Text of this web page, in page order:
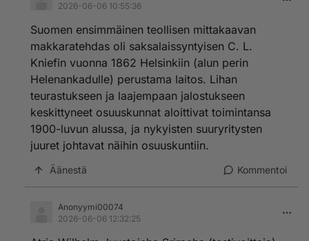
2026-06-06 10:55:36
Suomen ensimmäinen teollisen mittakaavan
makkaratehdas oli saksalaissyntyisen C. L.
Kniefin vuonna 1862 Helsinkiin (alun perin
Helenankadulle) perustama laitos. Lihan
teurastukseen ja laajempaan jalostukseen
keskittyneet osuuskunnat aloittivat toimintansa
1900-luvun alussa, ja nykyisten suuryritysten
juuret johtavat näihin osuuskuntiin.
Äänestä Kommentoi
Anonyymi00074
2026-06-06 12:32:25